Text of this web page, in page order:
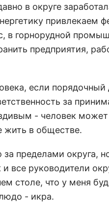
в округе
привлекаем
в горнорудной
предприятия,
если порядочный
за
- человек может
жить в обществе.
пределами округа,
все руководители
столе, что у меня
- икра.